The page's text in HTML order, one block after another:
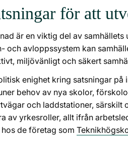
för att
är en viktig del av
och avloppssystem kan
miljövänligt och säkert
enighet kring satsningar
behov av nya skolor,
och laddstationer, särskilt
av yrkesroller, allt ifrån
de företag som